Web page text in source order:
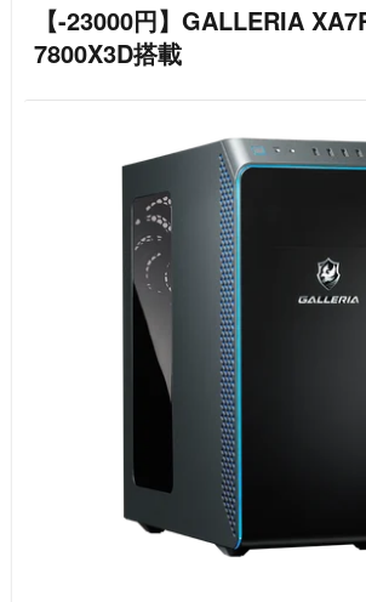
【-23000円】GALLERIA
7800X3D搭載